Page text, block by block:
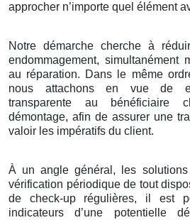
approcher n’importe quel élément
Notre démarche cherche à
endommagement, simultanément
au réparation. Dans le même
nous attachons en vue de
transparente au bénéficiaire
démontage, afin de assurer une
valoir les impératifs du client.
À un angle général, les
vérification périodique de tout
de check-up régulières, il est
indicateurs d’une potentielle